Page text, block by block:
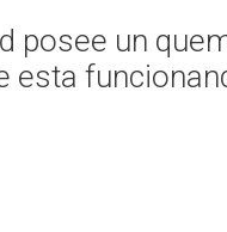
posee un
esta